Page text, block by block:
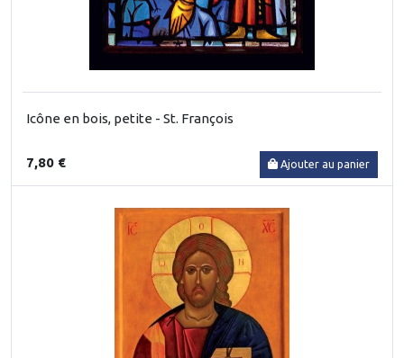
Icône en bois, petite - St. François
7,80 € Ajouter au panier